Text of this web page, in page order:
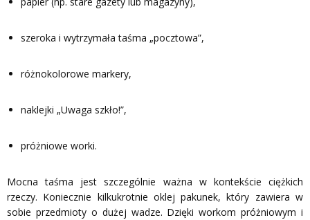
szeroka i wytrzymała taśma „pocztowa”,
różnokolorowe markery,
naklejki „Uwaga szkło!”,
próżniowe worki.
Mocna taśma jest szczególnie ważna w kontekście ciężkich
rzeczy. Koniecznie kilkukrotnie oklej pakunek, który zawiera w
sobie przedmioty o dużej wadze. Dzięki workom próżniowym i